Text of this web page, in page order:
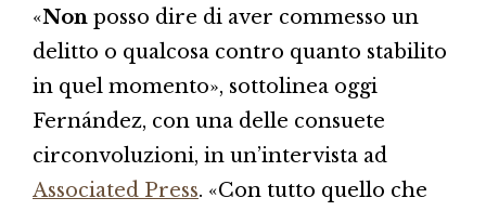
«Non posso dire di aver commesso un
delitto o qualcosa contro quanto stabilito
in quel momento», sottolinea oggi
Fernández, con una delle consuete
circonvoluzioni, in un’intervista ad
Associated Press. «Con tutto quello che